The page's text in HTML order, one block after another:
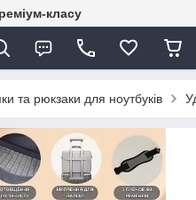
класу
та рюкзаки для ноутбуків